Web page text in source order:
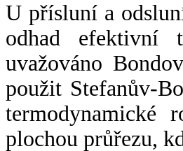
U přísluní a
odhad efektivní
uvažováno
použit Stefanův-
termodynamické
plochou průřezu,